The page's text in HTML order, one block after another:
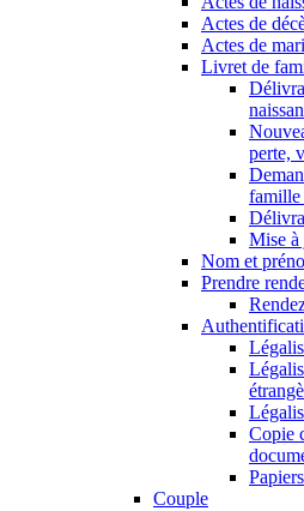
Actes de
Actes de
Livret de
perte,
famille
Mise
Nom et
Prendre
Copie
Couple